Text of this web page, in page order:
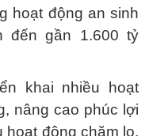
hoạt động an sinh
đến gần 1.600 tỷ
khai nhiều hoạt
nâng cao phúc lợi
hoạt động chăm lo,